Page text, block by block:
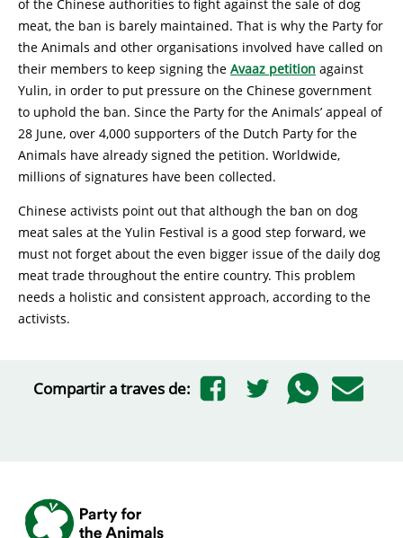
of the Chinese authorities to fight against the sale of dog
meat, the ban is barely maintained. That is why the Party for
the Animals and other organisations involved have called on
their members to keep signing the Avaaz petition against
Yulin, in order to put pressure on the Chinese government
to uphold the ban. Since the Party for the Animals’ appeal of
28 June, over 4,000 supporters of the Dutch Party for the
Animals have already signed the petition. Worldwide,
millions of signatures have been collected.
Chinese activists point out that although the ban on dog
meat sales at the Yulin Festival is a good step forward, we
must not forget about the even bigger issue of the daily dog
meat trade throughout the entire country. This problem
needs a holistic and consistent approach, according to the
activists.
Compartir a traves de: